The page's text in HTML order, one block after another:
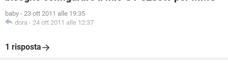
baby - 23 ott 2011 alle 19:35
dora - 24 ott 2011 alle 12:37
1 risposta